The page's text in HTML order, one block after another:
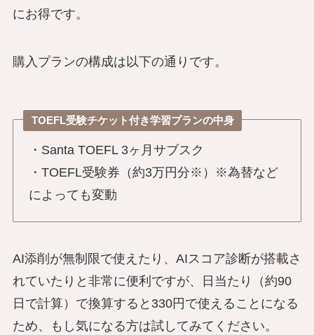
にお得です。
購入プランの構成は以下の通りです。
TOEFL受験チケット付き学習プランの中身
・Santa TOEFL 3ヶ月サブスク
・TOEFL受験券（約3万円分※）※為替など
によっても変動
AI添削が無制限で使えたり、AIスコア診断が搭載さ
れていたりと非常に便利ですが、日当たり（約90
日で計算）で換算すると330円で使えることになる
ため、もし気になる方は試してみてください。